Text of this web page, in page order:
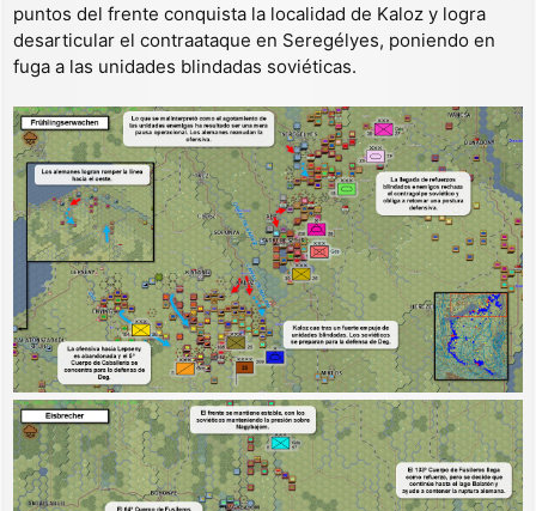
puntos del frente conquista la localidad de Kaloz y logra
desarticular el contraataque en Seregélyes, poniendo en
fuga a las unidades blindadas soviéticas.